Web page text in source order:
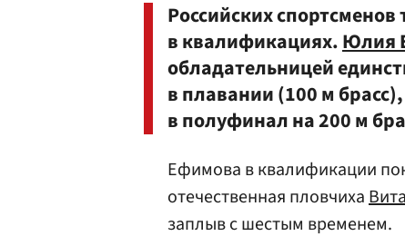
Российских
в квалификациях.Юлия
обладательницей
в плавании (100 м
в полуфинал на 200 м
Ефимова в квалификации
отечественная пловчиха
заплыв с шестым временем.